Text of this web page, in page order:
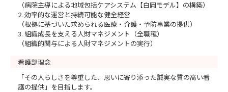
（病院主導による地域包括ケアシステム【白岡モデル】の構築）
2. 効率的な運営と持続可能な健全経営
（根拠に基づいた求められる医療・介護・予防事業の提供）
3. 組織成長を支える人財マネジメント（全職種）
（組織的関与による人財マネジメントの実行）
看護部理念
「その人らしさを尊重した、思いに寄り添った誠実な質の高い看
護の提供」を目指します。